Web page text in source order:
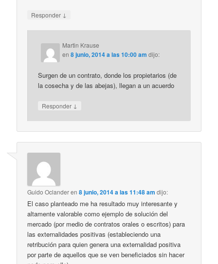
Responder ↓
Martin Krause
en8 junio, 2014 a las 10:00 am dijo:
Surgen de un contrato, donde los propietarios (de
la cosecha y de las abejas), llegan a un acuerdo
Responder ↓
Guido Oclanderen8 junio, 2014 a las 11:48 am dijo:
El caso planteado me ha resultado muy interesante y
altamente valorable como ejemplo de solución del
mercado (por medio de contratos orales o escritos) para
las externalidades positivas (estableciendo una
retribución para quien genera una externalidad positiva
por parte de aquellos que se ven beneficiados sin hacer